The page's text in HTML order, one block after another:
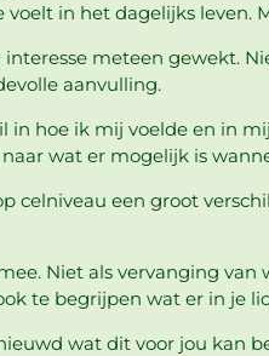
in het dagelijks leven.
meteen gewekt.
aanvulling.
hoe ik mij voelde en in
wat er mogelijk is
celniveau een groot
Niet als vervanging
te begrijpen wat er in je
wat dit voor jou kan